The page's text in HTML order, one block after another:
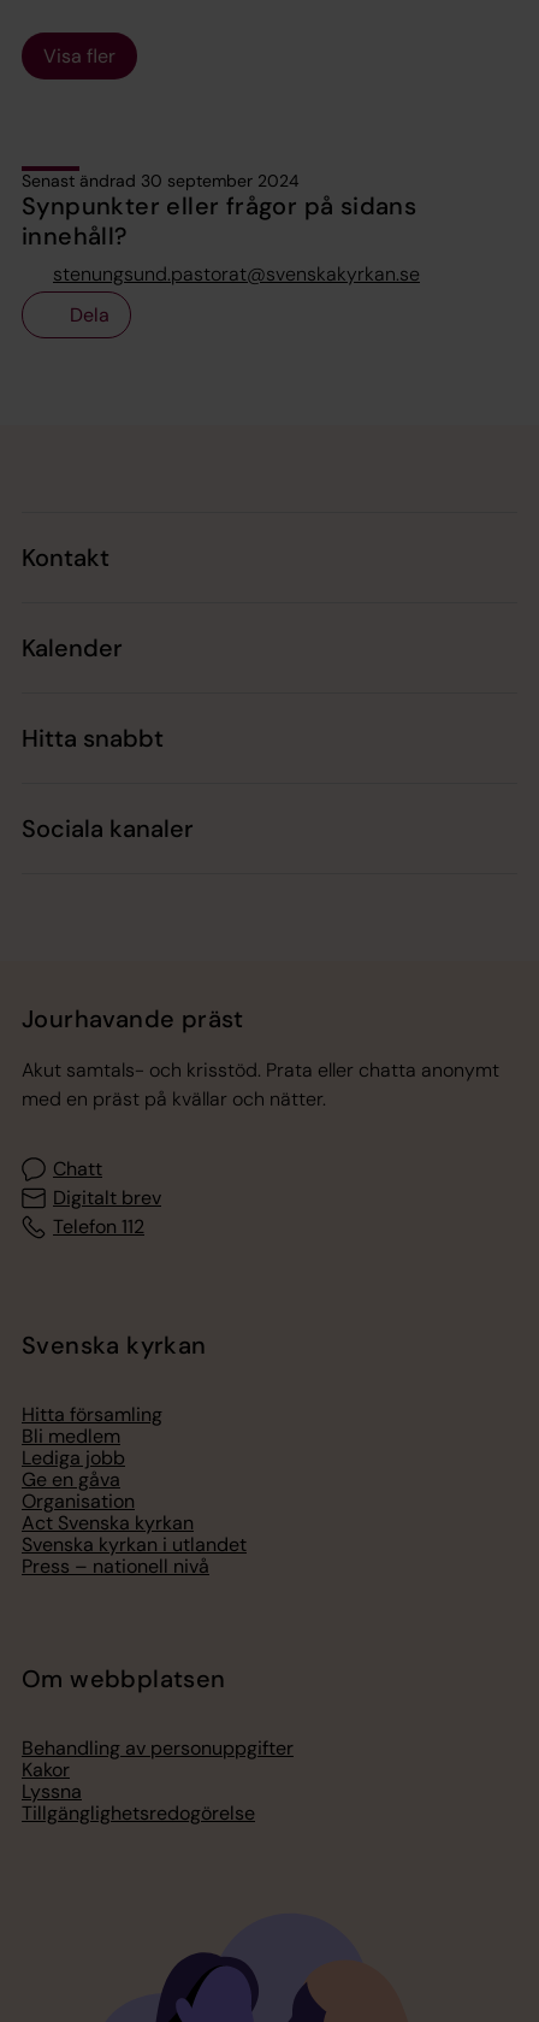
Visa fler
Senast ändrad 30 september 2024
Synpunkter eller frågor på sidans
innehåll?
stenungsund.pastorat@svenskakyrkan.se
Dela
Kontakt
Kalender
Hitta snabbt
Sociala kanaler
Jourhavande präst
Akut samtals- och krisstöd. Prata eller chatta anonymt
med en präst på kvällar och nätter.
Chatt
Digitalt brev
Telefon 112
Svenska kyrkan
Hitta församling
Bli medlem
Lediga jobb
Ge en gåva
Organisation
Act Svenska kyrkan
Svenska kyrkan i utlandet
Press – nationell nivå
Om webbplatsen
Behandling av personuppgifter
Kakor
Lyssna
Tillgänglighetsredogörelse